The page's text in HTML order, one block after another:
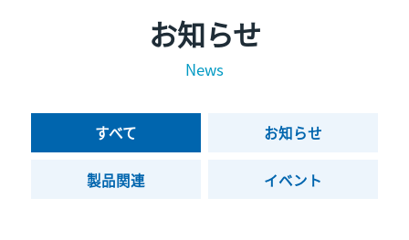
お知らせ
News
すべて お知らせ
製品関連 イベント